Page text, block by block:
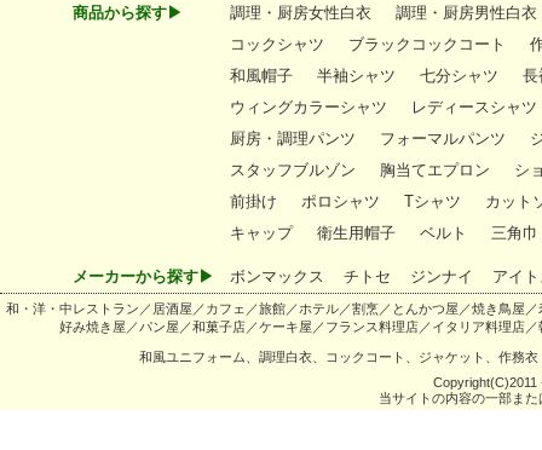
商品から探す▶ 調理・厨房女性白衣
調理・厨房男性白衣
コックシャツ
ブラックコックコート
和風帽子
半袖シャツ 七分シャツ
長
ウィングカラーシャツ
レディースシャツ
厨房・調理パンツ
フォーマルパンツ
スタッフブルゾン
胸当てエプロン
シ
前掛け
ポロシャツ Tシャツ
カット
キャップ
衛生用帽子 ベルト 三角巾
メーカーから探す▶ ボンマックス チトセ ジンナイ アイ
和・洋・中レストラン／居酒屋／カフェ／旅館／ホテル／割烹／とんかつ屋／焼き鳥屋
好み焼き屋／パン屋／和菓子店／ケーキ屋／フランス料理店／イタリア料理店
和風ユニフォーム、調理白衣、コックコート、ジャケット、作務
Copyright(C)2011
当サイトの内容の一部ま